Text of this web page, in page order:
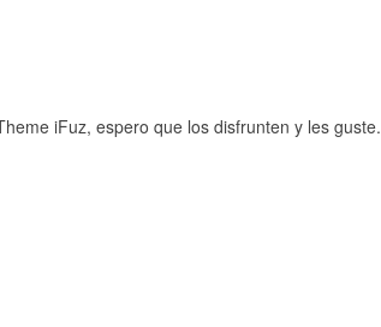
iFuz, espero que los disfrunten y les guste.